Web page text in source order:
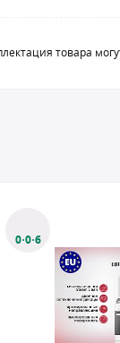
товара
0·0·6